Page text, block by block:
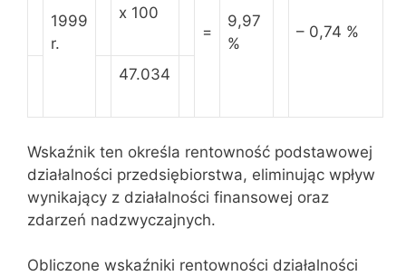
1999
r.
x 100
=
9,97
%
– 0,74 %
47.034
Wskaźnik ten określa rentowność podstawowej
działalności przedsiębiorstwa, eliminując wpływ
wynikający z działalności finansowej oraz
zdarzeń nadzwyczajnych.
Obliczone wskaźniki rentowności działalności